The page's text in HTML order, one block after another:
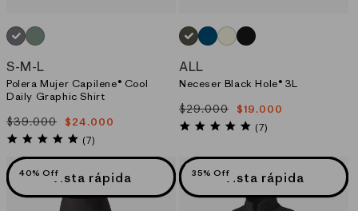
GRIS_(SKFE)
VERDE_(SEWX)
S-M-L
Polera Mujer Capilene® Cool
Daily Graphic Shirt
Precio
habitual
$39.000
Precio
de
$24.000
5.0
star
(7)
VERDE_(BGFT)
AZUL_(ENLB)
BLANCO_(BCW)
NEGRO_(BOB)
ALL
Neceser Black Hole® 3L
Precio
habitual
$29.000
Precio
de
$19.000
5.0
rating
(7)
40% OffVista rápida 35% OffVista rápida